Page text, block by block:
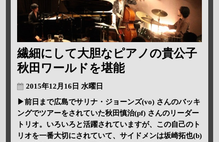
繊細にして大胆なピアノの貴公子
秋田ワールドを堪能
2015年12月16日 水曜日
▶前日まで広島でサリナ・ジョーンズ(vo) さんのバッキ
ングでツアーをされていた秋田慎治(pf) さんのリーダー
トリオ。いろいろと活躍されていますが、この自己のト
リオを一番大切にされていて、サイドメンは坂崎拓也(b)